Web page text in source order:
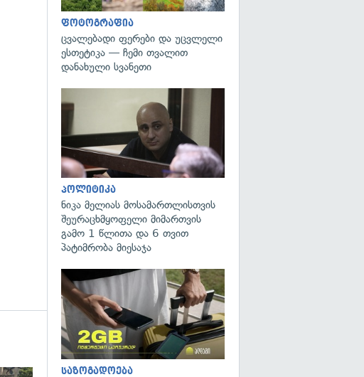
ფოტოგრაფია
ცვალებადი ფერები და უცვლელი
ესთეტიკა — ჩემი თვალით
დანახული სვანეთი
პოლიტიკა
ნიკა მელიას მოსამართლისთვის
შეურაცხმყოფელი მიმართვის
გამო 1 წლითა და 6 თვით
პატიმრობა მიესაჯა
საზოგადოება